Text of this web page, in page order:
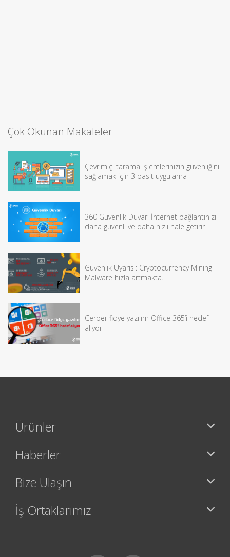
Çok Okunan Makaleler
Çevrimiçi tarama işlemlerinizin güvenliğini
sağlamak için 3 basit uygulama
360 Güvenlik Duvarı İnternet bağlantınızı
daha güvenli ve daha hızlı hale getirir
Güvenlik Uyarısı: Cryptocurrency Mining
Malware hızla artmakta.
Cerber fidye yazılım Office 365’i hedef
alıyor
Ürünler
Haberler
Bize Ulaşın
İş Ortaklarımız